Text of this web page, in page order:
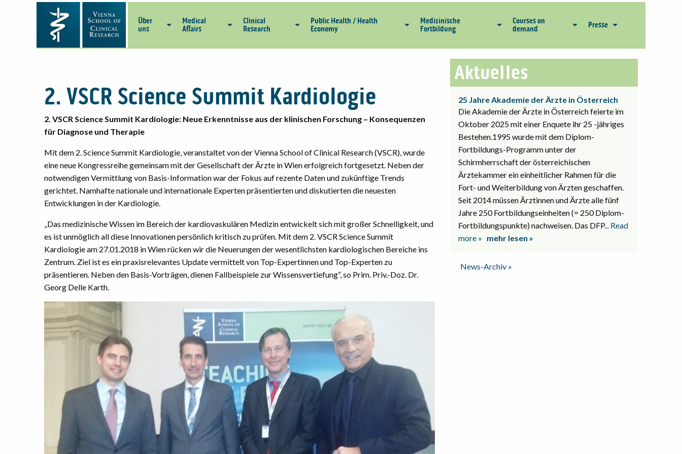
Über
uns
Medical
Affairs
Clinical
Research
Public Health / Health
Economy
Medizinische
Fortbildung
Courses on
demand
Presse
2. VSCR Science Summit Kardiologie
2. VSCR Science Summit Kardiologie: Neue Erkenntnisse aus der klinischen Forschung – Konsequenzen
für Diagnose und Therapie
Mit dem 2. Science Summit Kardiologie, veranstaltet von der Vienna School of Clinical Research (VSCR), wurde
eine neue Kongressreihe gemeinsam mit der Gesellschaft der Ärzte in Wien erfolgreich fortgesetzt. Neben der
notwendigen Vermittlung von Basis-Information war der Fokus auf rezente Daten und zukünftige Trends
gerichtet. Namhafte nationale und internationale Experten präsentierten und diskutierten die neuesten
Entwicklungen in der Kardiologie.
„Das medizinische Wissen im Bereich der kardiovaskulären Medizin entwickelt sich mit großer Schnelligkeit, und
es ist unmöglich all diese Innovationen persönlich kritisch zu prüfen. Mit dem 2. VSCR Science Summit
Kardiologie am 27.01.2018 in Wien rücken wir die Neuerungen der wesentlichsten kardiologischen Bereiche ins
Zentrum. Ziel ist es ein praxisrelevantes Update vermittelt von Top-Expertinnen und Top-Experten zu
präsentieren. Neben den Basis-Vorträgen, dienen Fallbeispiele zur Wissensvertiefung“, so Prim. Priv.-Doz. Dr.
Georg Delle Karth.
News-Archiv »
Aktuelles
25 Jahre Akademie der Ärzte in Österreich
Die Akademie der Ärzte in Österreich feierte im
Oktober 2025 mit einer Enquete ihr 25 -jähriges
Bestehen.1995 wurde mit dem Diplom-
Fortbildungs-Programm unter der
Schirmherrschaft der österreichischen
Ärztekammer ein einheitlicher Rahmen für die
Fort- und Weiterbildung von Ärzten geschaffen.
Seit 2014 müssen Ärztinnen und Ärzte alle fünf
Jahre 250 Fortbildungseinheiten (= 250 Diplom-
Fortbildungspunkte) nachweisen. Das DFP... Read
more » mehr lesen »